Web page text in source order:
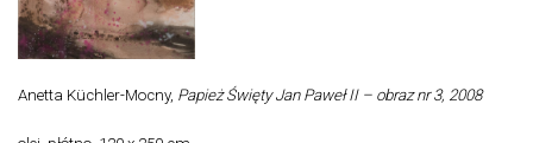
Anetta Küchler-Mocny, Papież Święty Jan Paweł II – obraz nr 3, 2008